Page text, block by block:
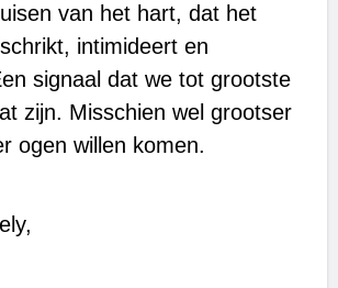
van het hart, dat het
intimideert en
signaal dat we tot grootste
zijn. Misschien wel grootser
ogen willen komen.